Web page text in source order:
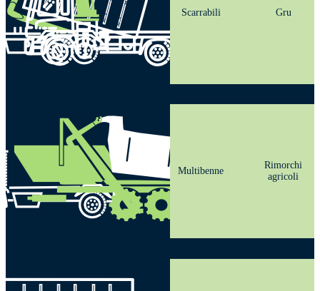
Scarrabili Gru
Multibenne
Rimorchi
agricoli